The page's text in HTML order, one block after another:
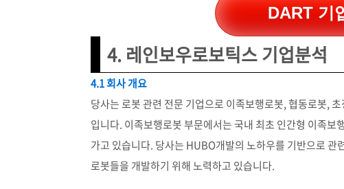
DART 기
4. 레인보우로보틱스 기업분석
4.1 회사 개요
당사는 로봇 관련 전문 기업으로 이족보행로봇, 협동로봇,
입니다. 이족보행로봇 부문에서는 국내 최초 인간형 이족
가고 있습니다. 당사는 HUBO개발의 노하우를 기반으로
로봇들을 개발하기 위해 노력하고 있습니다.